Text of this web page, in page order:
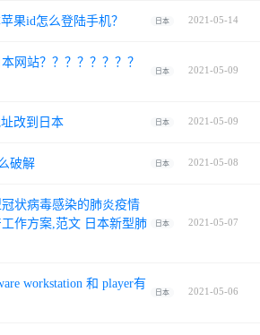
果id怎么登陆手机？ 日本 2021-05-14
网站？？？？？？？？
日本 2021-05-09
改到日本 日本 2021-05-09
破解 日本 2021-05-08
状病毒感染的肺炎疫情
作方案,范文 日本新型肺
日本 2021-05-07
workstation 和 player有
日本 2021-05-06